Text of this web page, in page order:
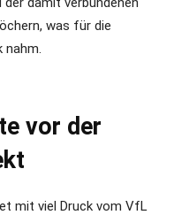
was für die
nahm.
vor der
mit viel Druck vom VfL